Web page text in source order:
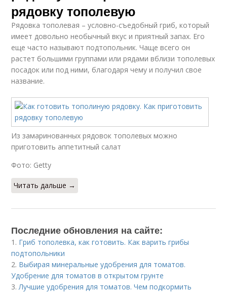
рядовку тополевую
Рядовка тополевая – условно-съедобный гриб, который
имеет довольно необычный вкус и приятный запах. Его
еще часто называют подтопольник. Чаще всего он
растет большими группами или рядами вблизи тополевых
посадок или под ними, благодаря чему и получил свое
название.
Из замаринованных рядовок тополевых можно
приготовить аппетитный салат
Фото: Getty
Читать дальше →
Последние обновления на сайте:
1. Гриб тополевка, как готовить. Как варить грибы
подтопольники
2. Выбирая минеральные удобрения для томатов.
Удобрение для томатов в открытом грунте
3.Лучшие удобрения для томатов. Чем подкормить